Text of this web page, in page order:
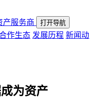
产服务商
打开导航
作生态 发展历程 新闻动
为资产